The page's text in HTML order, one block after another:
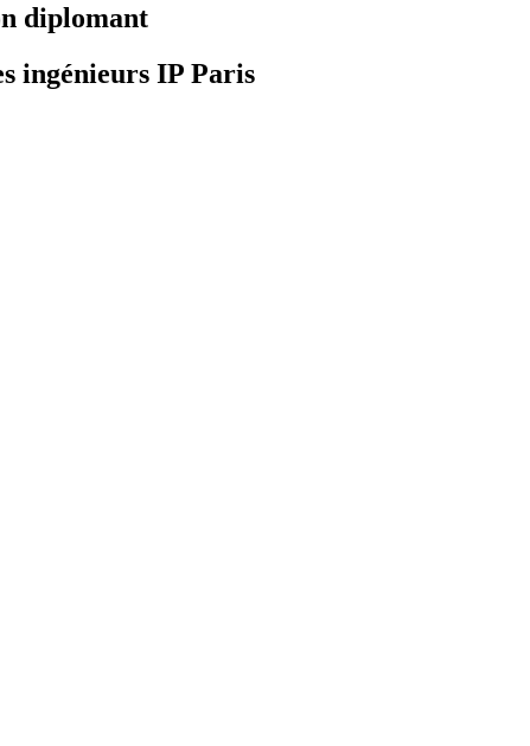
diplomant
ingénieurs IP Paris